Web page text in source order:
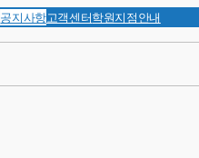
공지사항고객센터학원지점안내